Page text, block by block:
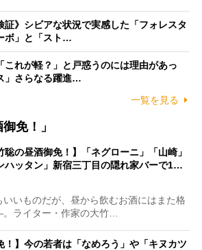
証》シビアな状況で実感した「フォレスタ
ボ」と「スト…
これが軽？」と戸惑うのには理由があっ
さらなる躍進…
一覧を見る
免！」
聡の昼酒御免！】「ネグローニ」「山崎」
ハッタン」新宿三丁目の隠れ家バーで1…
いものだが、昼から飲むお酒にはまた格
ライター・作家の大竹…
！】今の若者は「なめろう」や「キヌカツ